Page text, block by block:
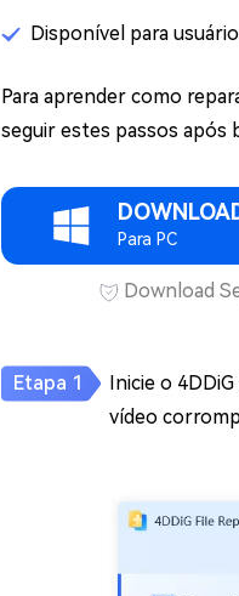
Disponível para
Para aprender como
seguir estes passos após
Para PC
Download
Inicie o
vídeo